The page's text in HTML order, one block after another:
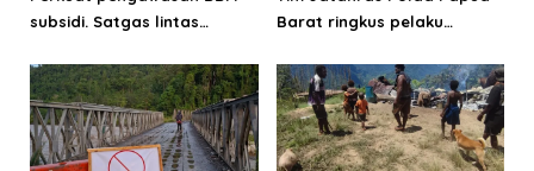
subsidi. Satgas lintas
penyalahgunaan di
Manokwari
Barat ringkus pelaku